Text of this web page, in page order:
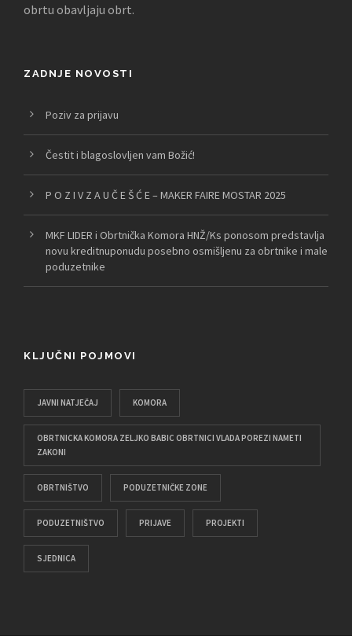
obrtu obavljaju obrt.
ZADNJE NOVOSTI
Poziv za prijavu
Čestit i blagoslovljen vam Božić!
P O Z I V Z A U Č E Š Ć E – MAKER FAIRE MOSTAR 2025
MKF LIDER i Obrtnička Komora HNŽ/Ks ponosom predstavlja
novu kreditnuponudu posebno osmišljenu za obrtnike i male
poduzetnike
KLJUČNI POJMOVI
JAVNI NATJEČAJ KOMORA
OBRTNICKA KOMORA ZELJKO BABIC OBRTNICI VLADA POREZI NAMETI
ZAKONI
OBRTNIŠTVO PODUZETNIČKE ZONE
PODUZETNIŠTVO PRIJAVE PROJEKTI
SJEDNICA